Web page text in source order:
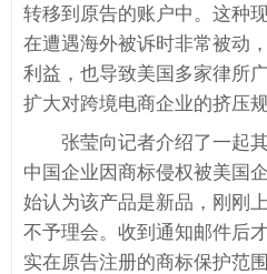
转移到原告的账户中。这种
在遭遇海外被诉时非常被动
利益，也导致美国多家律所
扩大对跨境电商企业的挤压
张莹向记者介绍了一起
中国企业因商标侵权被美国
始认为该产品是新品，刚刚
不予理会。收到通知邮件后
实在原告注册的商标保护范